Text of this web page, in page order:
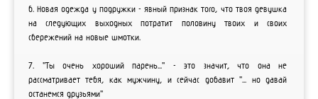
6. Новая одежда у подружки - явный признак того, что твоя девушка
на следующих выходных потратит половину твоих и своих
сбережений на новые шмотки.
7. "Ты очень хороший парень..." - это значит, что она не
рассматривает тебя, как мужчину, и сейчас добавит "... но давай
останемся друзьями"